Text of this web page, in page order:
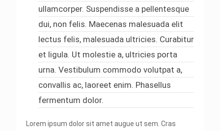
ullamcorper. Suspendisse a pellentesque
dui, non felis. Maecenas malesuada elit
lectus felis, malesuada ultricies. Curabitur
et ligula. Ut molestie a, ultricies porta
urna. Vestibulum commodo volutpat a,
convallis ac, laoreet enim. Phasellus
fermentum dolor.
Lorem ipsum dolor sit amet augue ut sem. Cras